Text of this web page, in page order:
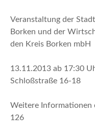
Veranstaltung der
Borken und der
den Kreis Borken mbH
13.11.2013 ab 17:30
Schloßstraße 16-18
Weitere Informationen
126